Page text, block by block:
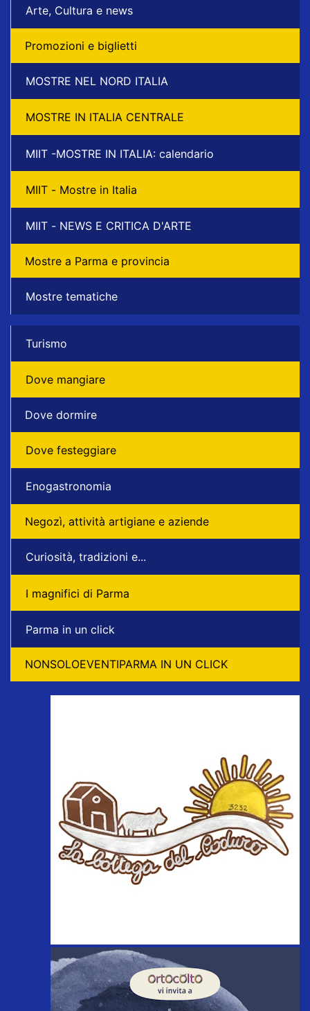
Arte, Cultura e news
Promozioni e biglietti
MOSTRE NEL NORD ITALIA
MOSTRE IN ITALIA CENTRALE
MIIT -MOSTRE IN ITALIA: calendario
MIIT - Mostre in Italia
MIIT - NEWS E CRITICA D'ARTE
Mostre a Parma e provincia
Mostre tematiche
Turismo
Dove mangiare
Dove dormire
Dove festeggiare
Enogastronomia
Negozì, attività artigiane e aziende
Curiosità, tradizioni e...
I magnifici di Parma
Parma in un click
NONSOLOEVENTIPARMA IN UN CLICK